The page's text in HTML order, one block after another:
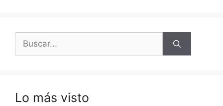
Buscar:
Lo más visto